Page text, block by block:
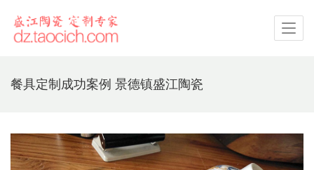
餐具定制成功案例 景德镇盛江陶瓷